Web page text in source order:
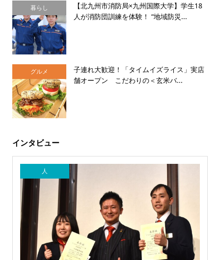
暮らし
【北九州市消防局×九州国際大学】学生18
人が消防団訓練を体験！ “地域防災...
グルメ
子連れ大歓迎！「タイムイズライス」実店
舗オープン こだわりの＜玄米バ...
インタビュー
人